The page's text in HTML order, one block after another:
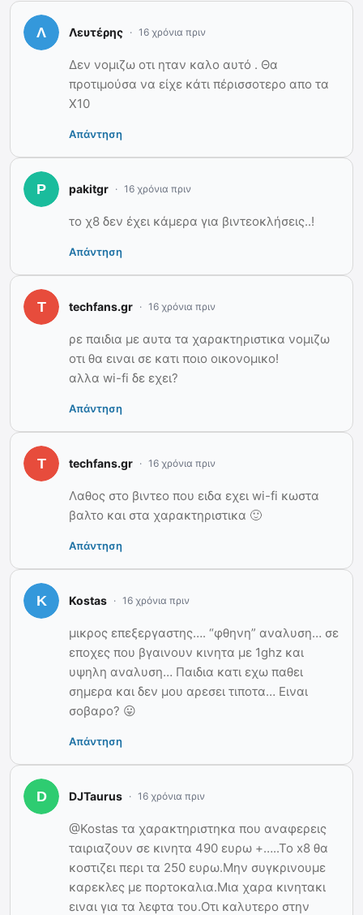
Λευτέρης 16 χρόνια πριν
Δεν νομιζω οτι ηταν καλο αυτό . Θα
προτιμούσα να είχε κάτι πέρισσοτερο απο τα
X10
Απάντηση
pakitgr 16 χρόνια πριν
το χ8 δεν έχει κάμερα για βιντεοκλήσεις..!
Απάντηση
techfans.gr 16 χρόνια πριν
ρε παιδια με αυτα τα χαρακτηριστικα νομιζω
οτι θα ειναι σε κατι ποιο οικονομικο!
αλλα wi-fi δε εχει?
Απάντηση
techfans.gr 16 χρόνια πριν
Λαθος στο βιντεο που ειδα εχει wi-fi κωστα
βαλτο και στα χαρακτηριστικα 🙂
Απάντηση
Kostas 16 χρόνια πριν
μικρος επεξεργαστης…. “φθηνη” αναλυση… σε
εποχες που βγαινουν κινητα με 1ghz και
υψηλη αναλυση… Παιδια κατι εχω παθει
σημερα και δεν μου αρεσει τιποτα… Ειναι
σοβαρο? 😛
Απάντηση
DJTaurus 16 χρόνια πριν
@Kostas τα χαρακτηριστηκα που αναφερεις
ταιριαζουν σε κινητα 490 ευρω +…..Το x8 θα
κοστιζει περι τα 250 ευρω.Μην συγκρινουμε
καρεκλες με πορτοκαλια.Μια χαρα κινητακι
ειναι για τα λεφτα του.Οτι καλυτερο στην